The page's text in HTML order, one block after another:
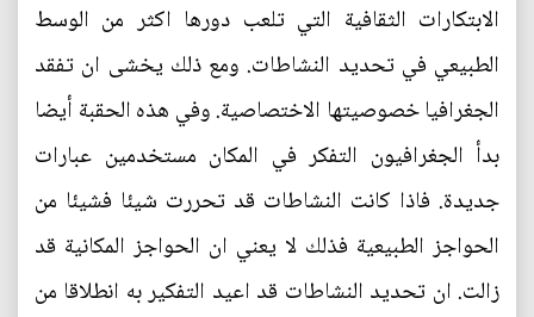
الابتكارات الثقافية التي تلعب دورها اكثر من الوسط
الطبيعي في تحديد النشاطات. ومع ذلك يخشى ان تفقد
الجغرافيا خصوصيتها الاختصاصية. وفي هذه الحقبة أيضا
بدأ الجغرافيون التفكر في المكان مستخدمين عبارات
جديدة. فاذا كانت النشاطات قد تحررت شيئا فشيئا من
الحواجز الطبيعية فذلك لا يعني ان الحواجز المكانية قد
زالت. ان تحديد النشاطات قد اعيد التفكير به انطلاقا من